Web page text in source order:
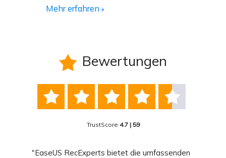
Mehr erfahren
 Bewertungen
    
TrustScore 4.7 | 59
"EaseUS RecExperts bietet die umfassenden